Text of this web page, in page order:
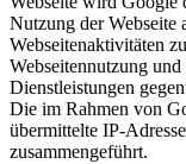
Nutzung der Webseite
Webseitenaktivitäten
Webseitennutzung
Dienstleistungen
Die im Rahmen von
übermittelte IP-
zusammengeführt.